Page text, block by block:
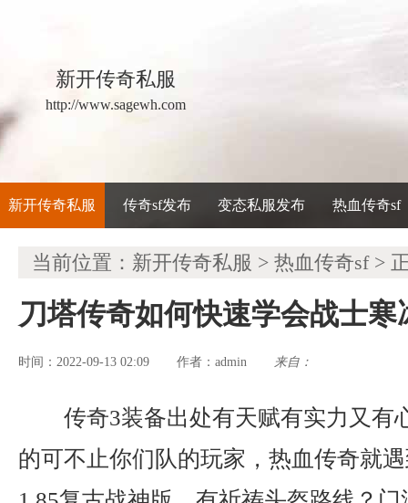
新开传奇私服
http://www.sagewh.com
新开传奇私服 传奇sf发布 变态私服发布 热血传奇sf
当前位置： 新开传奇私服 > 热血传奇sf>
刀塔传奇如何快速学会战士寒
时间：2022-09-13 02:09 作者： admin 来自：
传奇3装备出处有天赋有实力又有
的可不止你们队的玩家，热血传奇就